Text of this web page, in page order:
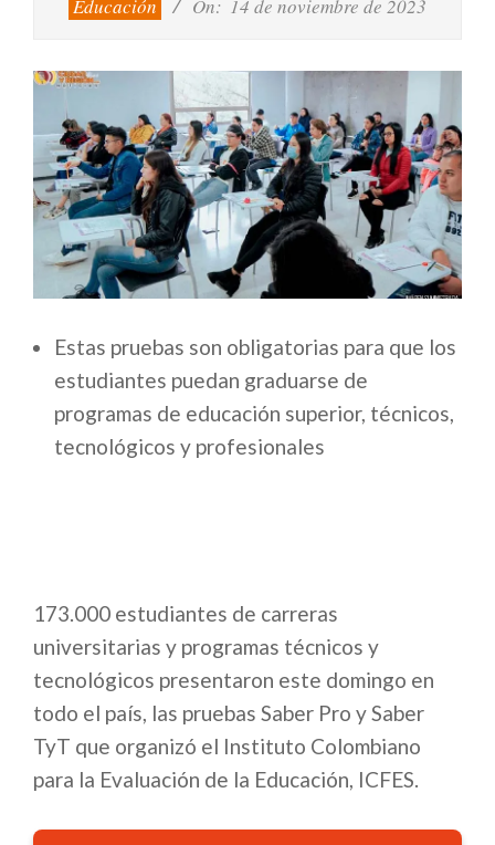
Educación On: 14 de noviembre de 2023
Estas pruebas son obligatorias para que los
estudiantes puedan graduarse de
programas de educación superior, técnicos,
tecnológicos y profesionales
173.000 estudiantes de carreras
universitarias y programas técnicos y
tecnológicos presentaron este domingo en
todo el país, las pruebas Saber Pro y Saber
TyT que organizó el Instituto Colombiano
para la Evaluación de la Educación, ICFES.